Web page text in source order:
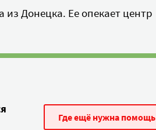
Донецка. Ее опекает центр
Где ещё нужна помощь